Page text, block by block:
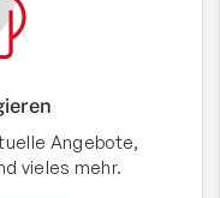
Angebote,
vieles mehr.